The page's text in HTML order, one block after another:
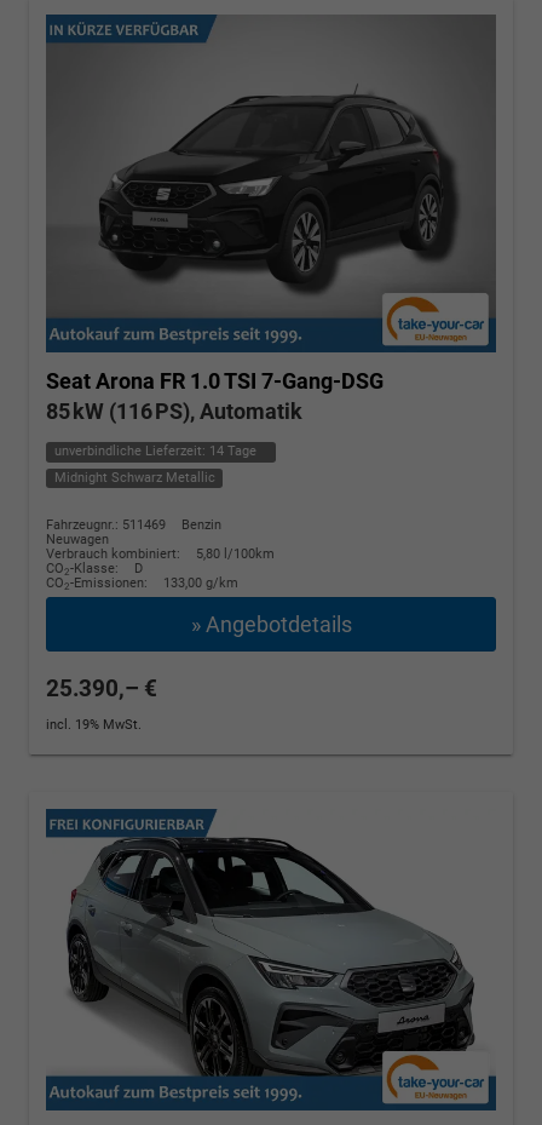
Seat Arona FR 1.0 TSI 7-Gang-DSG
85 kW (116 PS), Automatik
unverbindliche Lieferzeit: 14 Tage
Midnight Schwarz Metallic
Fahrzeugnr.: 511469
Benzin
Neuwagen
Verbrauch kombiniert:
5,80 l/100km
CO2-Klasse:
D
CO2-Emissionen: 133,00 g/km
» Angebotdetails
25.390,– €
incl. 19% MwSt.